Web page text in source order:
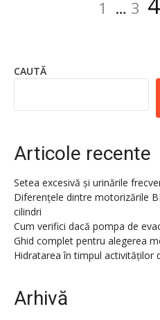
1 … 3
CAUTĂ
Articole recente
Setea excesivă și urinările
Diferențele dintre motorizările
cilindri
Cum verifici dacă pompa de
Ghid complet pentru alegerea
Hidratarea în timpul activităților
Arhivă